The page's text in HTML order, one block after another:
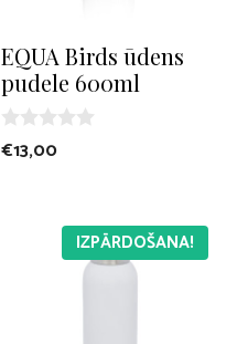
EQUA Birds ūdens
pudele 600ml
0
o
€13,00
IZPĀRDOŠANA!